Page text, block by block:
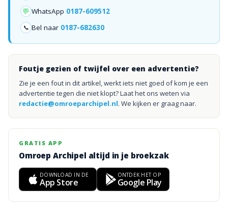
💬 WhatsApp 0187-609512
📞 Bel naar 0187-682630
Foutje gezien of twijfel over een advertentie?
Zie je een fout in dit artikel, werkt iets niet goed of kom je een
advertentie tegen die niet klopt? Laat het ons weten via
redactie@omroeparchipel.nl. We kijken er graag naar.
GRATIS APP
Omroep Archipel altijd in je broekzak
DOWNLOAD IN DE
App Store
ONTDEK HET OP
Google Play